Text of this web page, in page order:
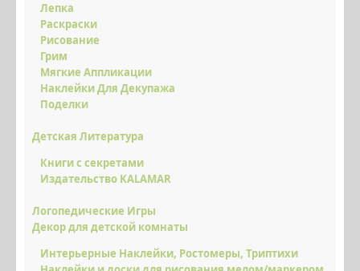
ОПТОВИМ КЛІЄНТАМ
Лепка
Раскраски
Рисование
Грим
Мягкие Аппликации
Наклейки Для Декупажа
Поделки
Детская Литература
Книги с секретами
Издательство KALAMAR
Логопедические Игры
Декор для детской комнаты
Интерьерные Наклейки, Ростомеры, Триптихи